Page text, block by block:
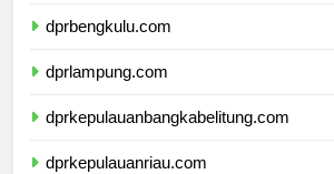
dprbengkulu.com
dprlampung.com
dprkepulauanbangkabelitung.com
dprkepulauanriau.com